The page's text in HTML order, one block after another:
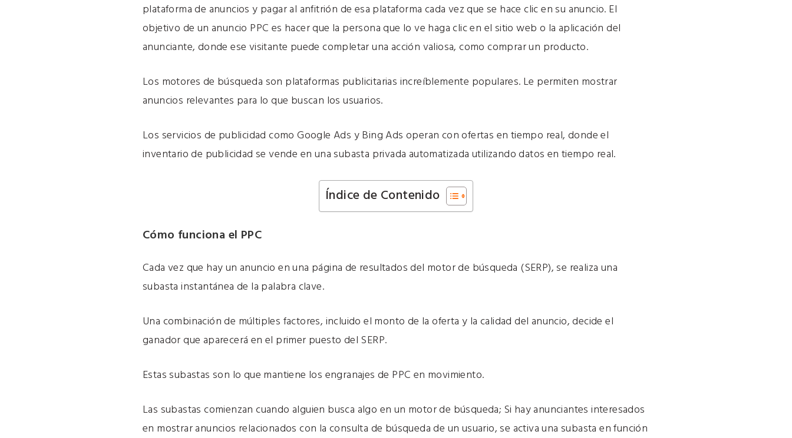
plataforma de anuncios y pagar al anfitrión de esa plataforma cada vez que se hace clic en su anuncio. El
objetivo de un anuncio PPC es hacer que la persona que lo ve haga clic en el sitio web o la aplicación del
anunciante, donde ese visitante puede completar una acción valiosa, como comprar un producto.
Los motores de búsqueda son plataformas publicitarias increíblemente populares. Le permiten mostrar
anuncios relevantes para lo que buscan los usuarios.
Los servicios de publicidad como Google Ads y Bing Ads operan con ofertas en tiempo real, donde el
inventario de publicidad se vende en una subasta privada automatizada utilizando datos en tiempo real.
Índice de Contenido
Cómo funciona el PPC
Cada vez que hay un anuncio en una página de resultados del motor de búsqueda (SERP), se realiza una
subasta instantánea de la palabra clave.
Una combinación de múltiples factores, incluido el monto de la oferta y la calidad del anuncio, decide el
ganador que aparecerá en el primer puesto del SERP.
Estas subastas son lo que mantiene los engranajes de PPC en movimiento.
Las subastas comienzan cuando alguien busca algo en un motor de búsqueda; Si hay anunciantes interesados ​​
en mostrar anuncios relacionados con la consulta de búsqueda de un usuario, se activa una subasta en función